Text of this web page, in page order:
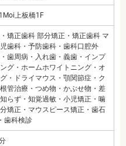
上板橋1F
矯正歯科 部分矯正・矯正歯科 マ
歯科・予防歯科・歯科口腔外
歯周病・入れ歯・義歯・インプ
グ・ホームホワイトニング・オ
・ドライマウス・顎関節症・ク
管治療・つめ物・かぶせ物・差
らず・知覚過敏・小児矯正・噛
矯正・マウスピース矯正・歯石
歯科検診